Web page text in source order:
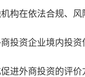
在依法合规、风
资企业境内投资
外商投资的评价